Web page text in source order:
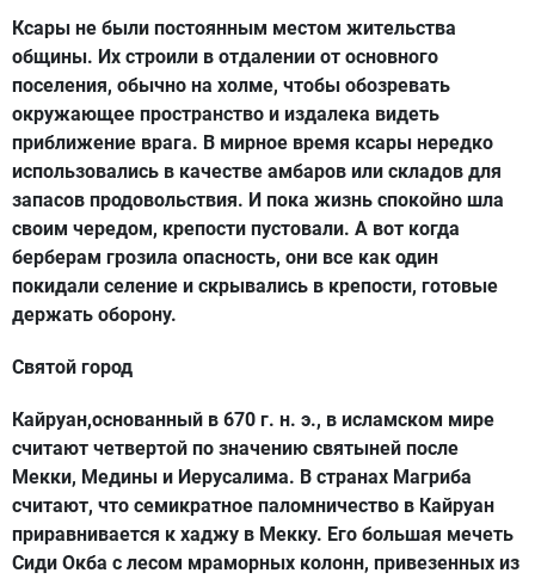
Ксары не были постоянным местом жительства
общины. Их строили в отдалении от основного
поселения, обычно на холме, чтобы обозревать
окружающее пространство и издалека видеть
приближение врага. В мирное время ксары нередко
использовались в качестве амбаров или складов для
запасов продовольствия. И пока жизнь спокойно шла
своим чередом, крепости пустовали. А вот когда
берберам грозила опасность, они все как один
покидали селение и скрывались в крепости, готовые
держать оборону.
Святой город
Кайруан,основанный в 670 г. н. э., в исламском мире
считают четвертой по значению святыней после
Мекки, Медины и Иерусалима. В странах Магриба
считают, что семикратное паломничество в Кайруан
приравнивается к хаджу в Мекку. Его большая мечеть
Сиди Окба с лесом мраморных колонн, привезенных из